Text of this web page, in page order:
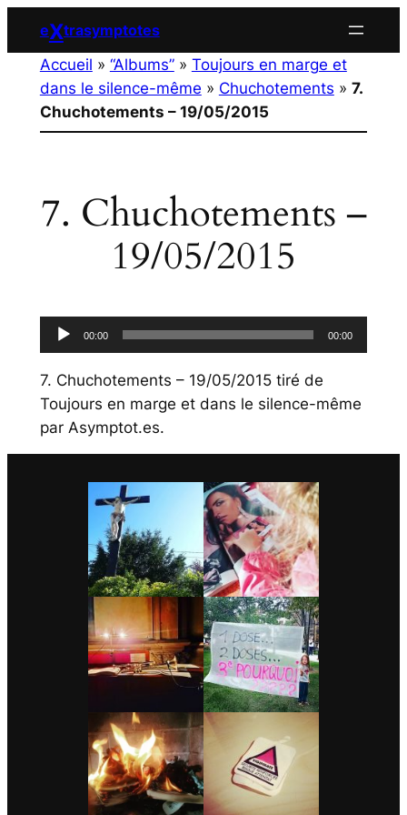
contenu
eXtrasymptotes
Accueil » “Albums”» Toujours en marge et
dans le silence-même » Chuchotements » 7.
Chuchotements – 19/05/2015
7. Chuchotements –
19/05/2015
Lecteur
audio
00:00 00:00
7. Chuchotements – 19/05/2015tiré de
Toujours en marge et dans le silence-même
par Asymptot.es.